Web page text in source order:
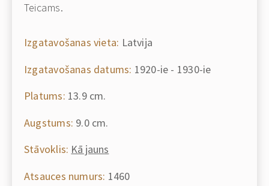
Teicams.
Izgatavošanas vieta: Latvija
Izgatavošanas datums: 1920-ie - 1930-ie
Platums: 13.9 cm.
Augstums: 9.0 cm.
Stāvoklis: Kā jauns
Atsauces numurs: 1460